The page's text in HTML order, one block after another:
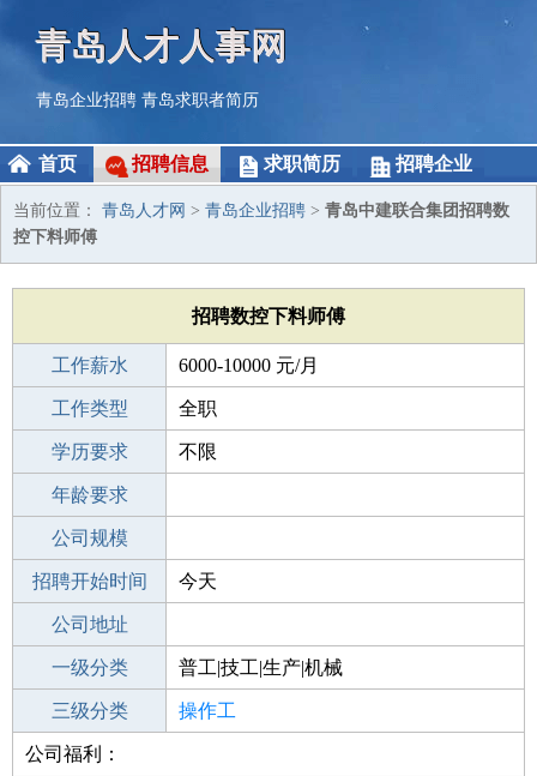
青岛人才人事网
青岛企业招聘 青岛求职者简历
首页 招聘信息 求职简历 招聘企业
当前位置： 青岛人才网 > 青岛企业招聘 > 青岛中建联合集团招聘数
控下料师傅
招聘数控下料师傅
工作薪水 6000-10000 元/月
招聘人数 2人
工作类型 全职
性别要求 -
学历要求 不限
工作经验
年龄要求
工作地点
公司规模
公司电话
招聘开始时间 今天
招聘结束时间
公司地址
一级分类 普工|技工|生产|机械
二级分类 普工/技工
三级分类 操作工
其他行业
公司福利：